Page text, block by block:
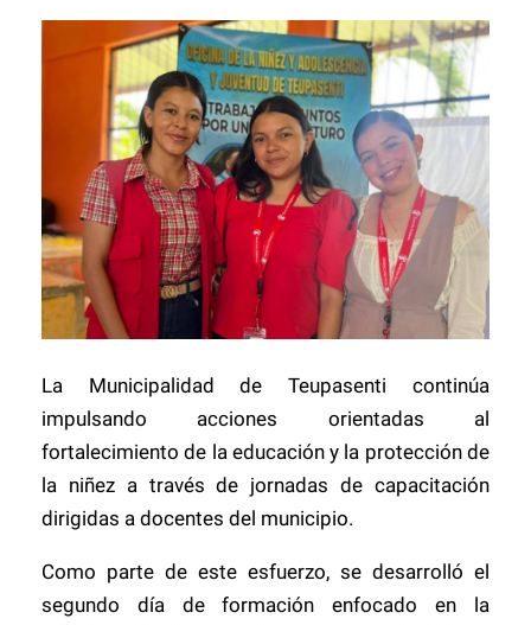
La Municipalidad de Teupasenti continúa
impulsando acciones orientadas al
fortalecimiento de la educación y la protección de
la niñez a través de jornadas de capacitación
dirigidas a docentes del municipio.
Como parte de este esfuerzo, se desarrolló el
segundo día de formación enfocado en la